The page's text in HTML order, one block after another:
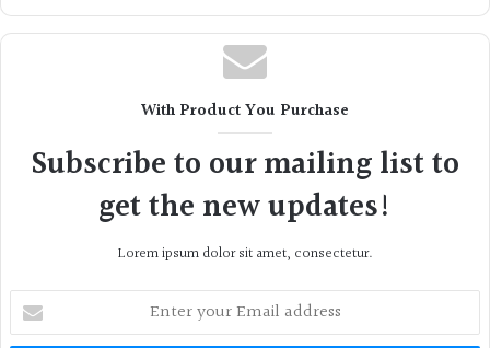
With Product You Purchase
Subscribe to our mailing list to
get the new updates!
Lorem ipsum dolor sit amet, consectetur.
Enter
your